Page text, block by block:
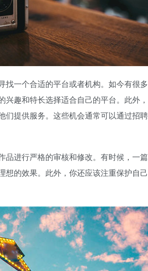
找一个合适的平台或者机构。如今有很
兴趣和特长选择适合自己的平台。此外
们提供服务。这些机会通常可以通过招
进行严格的审核和修改。有时候，一
想的效果。此外，你还应该注重保护自